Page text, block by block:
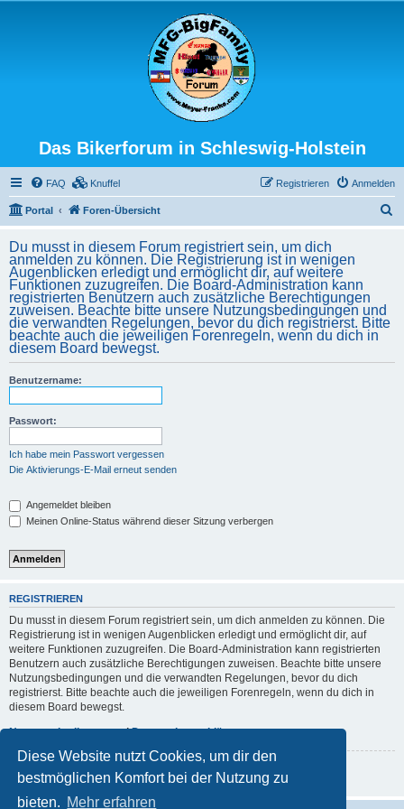
Diese Website nutzt Cookies, um dir den
bestmöglichen Komfort bei der Nutzung zu
bieten. Mehr erfahren
Das Bikerforum in Schleswig-Holstein
FAQ Knuffel Anmelden
Registrieren
Portal Foren-Übersicht
Du musst in diesem Forum registriert sein, um dich
anmelden zu können. Die Registrierung ist in wenigen
Augenblicken erledigt und ermöglicht dir, auf weitere
Funktionen zuzugreifen. Die Board-Administration kann
registrierten Benutzern auch zusätzliche Berechtigungen
zuweisen. Beachte bitte unsere Nutzungsbedingungen und
die verwandten Regelungen, bevor du dich registrierst. Bitte
beachte auch die jeweiligen Forenregeln, wenn du dich in
diesem Board bewegst.
Benutzername:
Passwort:
Ich habe mein Passwort vergessen
Die Aktivierungs-E-Mail erneut senden
Angemeldet bleiben
Meinen Online-Status während dieser Sitzung verbergen
REGISTRIEREN
Du musst in diesem Forum registriert sein, um dich anmelden zu können. Die
Registrierung ist in wenigen Augenblicken erledigt und ermöglicht dir, auf
weitere Funktionen zuzugreifen. Die Board-Administration kann registrierten
Benutzern auch zusätzliche Berechtigungen zuweisen. Beachte bitte unsere
Nutzungsbedingungen und die verwandten Regelungen, bevor du dich
registrierst. Bitte beachte auch die jeweiligen Forenregeln, wenn du dich in
diesem Board bewegst.
Nutzungsbedingungen|Datenschutzerklärung
Registrieren